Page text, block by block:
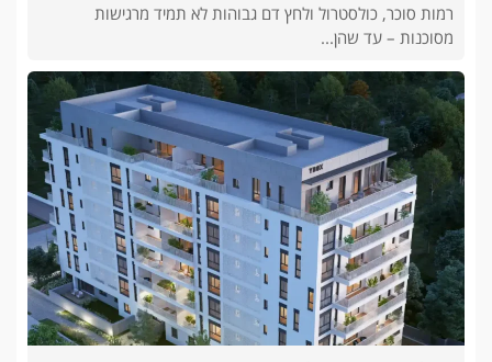
רמות סוכר, כולסטרול ולחץ דם גבוהות לא תמיד מרגישות
מסוכנות – עד שהן...